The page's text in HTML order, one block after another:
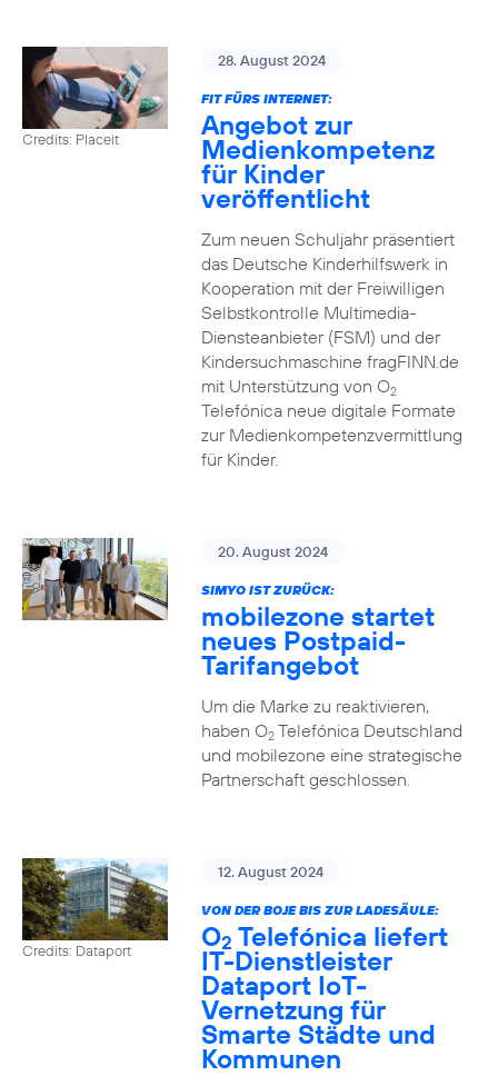
Credits: Placeit
28. August 2024
FIT FÜRS INTERNET:
Angebot zur
Medienkompetenz
für Kinder
veröffentlicht
Zum neuen Schuljahr präsentiert
das Deutsche Kinderhilfswerk in
Kooperation mit der Freiwilligen
Selbstkontrolle Multimedia-
Diensteanbieter (FSM) und der
Kindersuchmaschine fragFINN.de
mit Unterstützung von O2
Telefónica neue digitale Formate
zur Medienkompetenzvermittlung
für Kinder.
20. August 2024
SIMYO IST ZURÜCK:
mobilezone startet
neues Postpaid-
Tarifangebot
Um die Marke zu reaktivieren,
haben O2Telefónica Deutschland
und mobilezone eine strategische
Partnerschaft geschlossen.
Credits: Dataport
12. August 2024
VON DER BOJE BIS ZUR LADESÄULE:
O2 Telefónica liefert
IT-Dienstleister
Dataport IoT-
Vernetzung für
Smarte Städte und
Kommunen